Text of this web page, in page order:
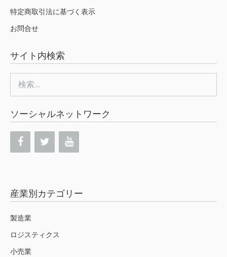
特定商取引法に基づく表示
お問合せ
サイト内検索
索:
ソーシャルネットワーク
産業別カテゴリー
製造業
ロジスティクス
小売業